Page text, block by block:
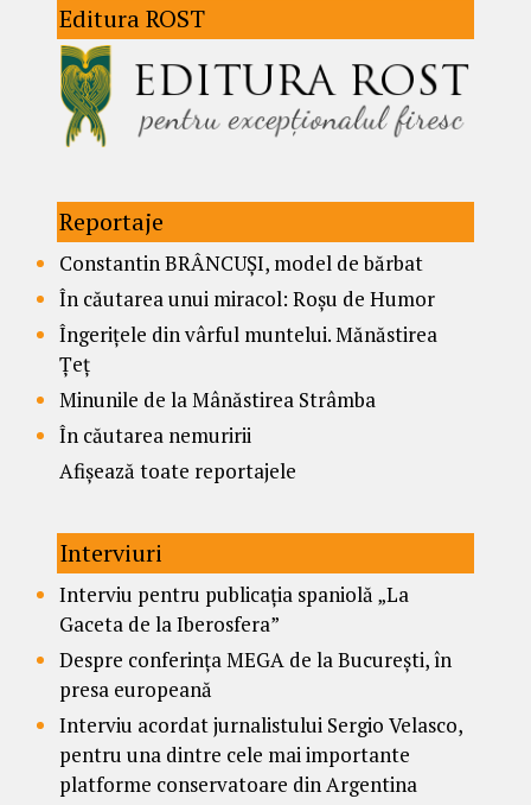
Editura ROST
Reportaje
Constantin BRÂNCUȘI, model de bărbat
În căutarea unui miracol: Roșu de Humor
Îngerițele din vârful muntelui. Mănăstirea
Țeț
Minunile de la Mânăstirea Strâmba
În căutarea nemuririi
Afișează toate reportajele
Interviuri
Interviu pentru publicația spaniolă „La
Gaceta de la Iberosfera”
Despre conferința MEGA de la București, în
presa europeană
Interviu acordat jurnalistului Sergio Velasco,
pentru una dintre cele mai importante
platforme conservatoare din Argentina